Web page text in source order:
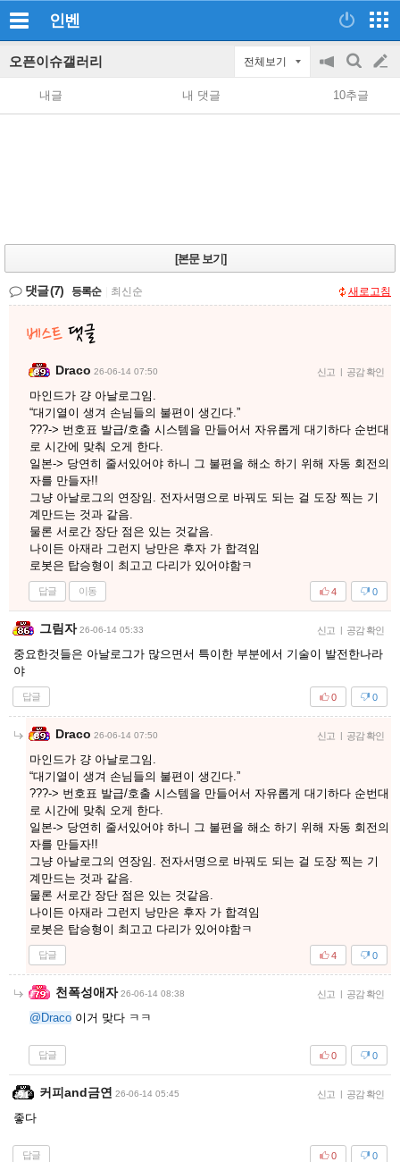
인벤
오픈이슈갤러리 전체보기
공
지
on/off
검
색
글
쓰
내글 내 댓글 10추글
[본문 보기]
댓글(7) 등록순 최신순 새로고침
Draco 26-06-14 07:50 신고 | 공감 확인
마인드가 걍 아날로그임.
“대기열이 생겨 손님들의 불편이 생긴다.”
???-> 번호표 발급/호출 시스템을 만들어서 자유롭게 대기하다 순번대
로 시간에 맞춰 오게 한다.
일본-> 당연히 줄서있어야 하니 그 불편을 해소 하기 위해 자동 회전의
자를 만들자!!
그냥 아날로그의 연장임. 전자서명으로 바꿔도 되는 걸 도장 찍는 기
계만드는 것과 같음.
물론 서로간 장단 점은 있는 것같음.
나이든 아재라 그런지 낭만은 후자 가 합격임
로봇은 탑승형이 최고고 다리가 있어야함ㅋ
답글 이동 0
4
그림자 26-06-14 05:33 신고 | 공감 확인
중요한것들은 아날로그가 많으면서 특이한 부분에서 기술이 발전한나라
야
답글 0
0
Draco 26-06-14 07:50 신고 | 공감 확인
마인드가 걍 아날로그임.
“대기열이 생겨 손님들의 불편이 생긴다.”
???-> 번호표 발급/호출 시스템을 만들어서 자유롭게 대기하다 순번대
로 시간에 맞춰 오게 한다.
일본-> 당연히 줄서있어야 하니 그 불편을 해소 하기 위해 자동 회전의
자를 만들자!!
그냥 아날로그의 연장임. 전자서명으로 바꿔도 되는 걸 도장 찍는 기
계만드는 것과 같음.
물론 서로간 장단 점은 있는 것같음.
나이든 아재라 그런지 낭만은 후자 가 합격임
로봇은 탑승형이 최고고 다리가 있어야함ㅋ
답글 0
4
천폭성애자 26-06-14 08:38 신고 | 공감 확인
@Draco 이거 맞다 ㅋㅋ
답글 0
0
커피and금연 26-06-14 05:45 신고 | 공감 확인
좋다
답글 0
0